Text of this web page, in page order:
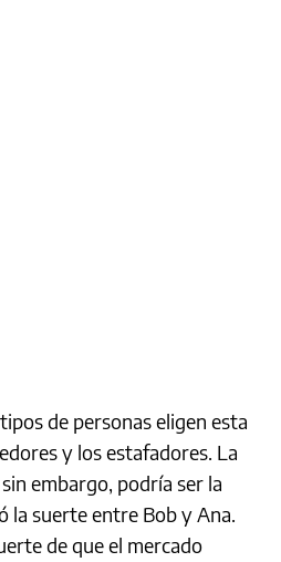
de personas eligen esta
y los estafadores. La
embargo, podría ser la
la suerte entre Bob y Ana.
de que el mercado